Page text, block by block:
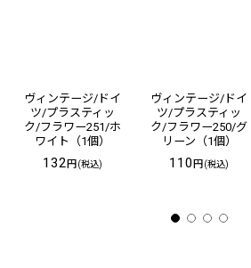
ヴィンテージ/ドイ
ツ/プラスティッ
ク/フラワー251/ホ
ワイト（1個）
132円(税込)
ヴィンテージ/ドイ
ツ/プラスティッ
ク/フラワー250/グ
リーン（1個）
110円(税込)